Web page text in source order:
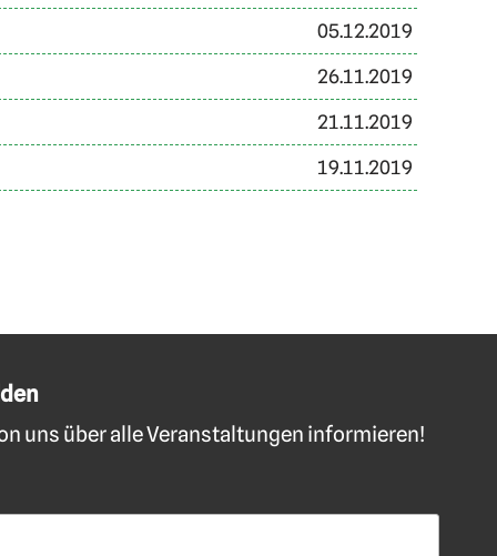
05.12.2019
26.11.2019
21.11.2019
19.11.2019
uns über alle Veranstaltungen informieren!